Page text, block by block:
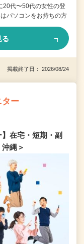
代〜50代の女性の登
パソコンをお持ちの方
る
掲載終了日： 2026/08/24
ター
在宅・短期・副
縄＞